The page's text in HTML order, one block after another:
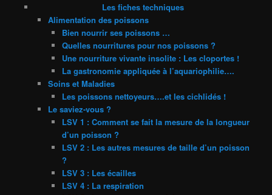
Les fiches techniques
Alimentation des poissons
Bien nourrir ses poissons …
Quelles nourritures pour nos poissons ?
Une nourriture vivante insolite : Les cloportes !
La gastronomie appliquée à l’aquariophilie….
Soins et Maladies
Les poissons nettoyeurs….et les cichlidés !
Le saviez-vous ?
LSV 1 : Comment se fait la mesure de la longueur
d’un poisson ?
LSV 2 : Les autres mesures de taille d’un poisson
?
LSV 3 : Les écailles
LSV 4 : La respiration